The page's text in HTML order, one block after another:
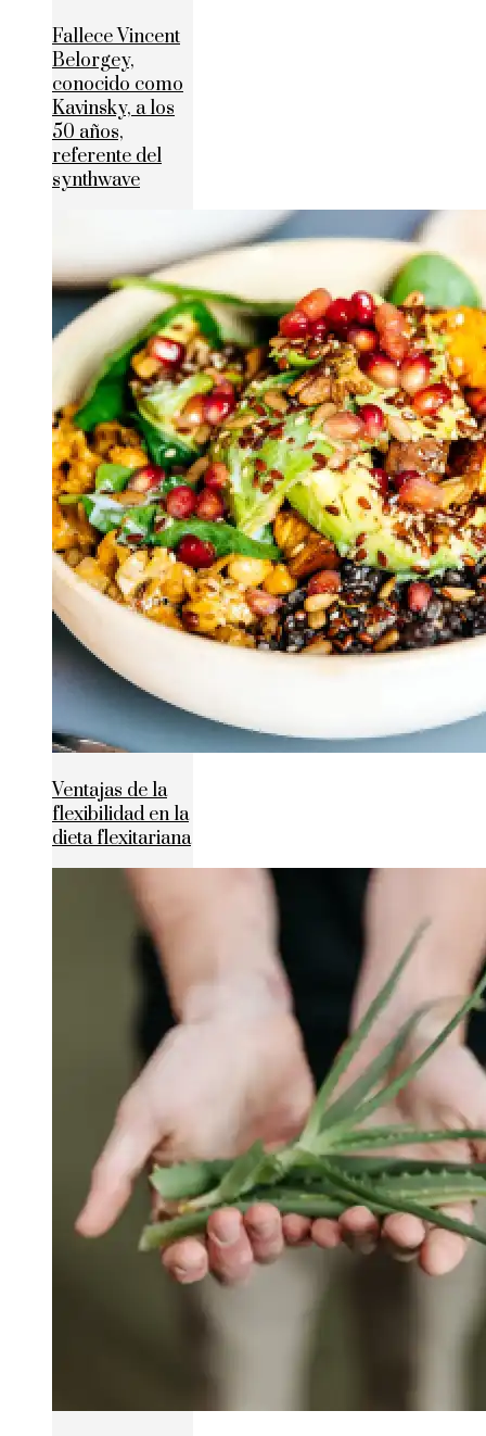
Fallece Vincent
Belorgey,
conocido como
Kavinsky, a los
50 años,
referente del
synthwave
Ventajas de la
flexibilidad en la
dieta flexitariana